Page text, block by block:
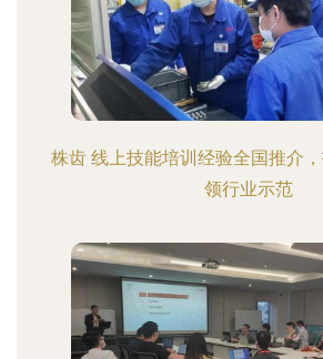
株齿 线上技能培训经验全国推介
领行业示范